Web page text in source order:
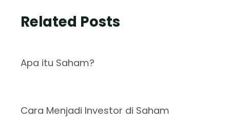
Related Posts
Apa itu Saham?
Cara Menjadi Investor di Saham